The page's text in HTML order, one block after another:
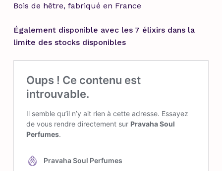
Bois de hêtre, fabriqué en France
Également disponible avec les 7 élixirs dans la
limite des stocks disponibles